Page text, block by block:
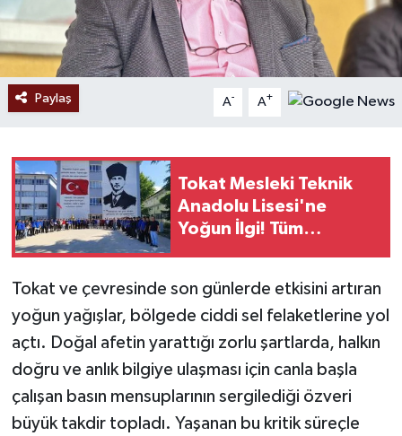
Paylaş A- A+
Tokat Mesleki Teknik
Anadolu Lisesi'ne
Yoğun İlgi! Tüm
Tokat ve çevresinde son günlerde etkisini artıran
yoğun yağışlar, bölgede ciddi sel felaketlerine yol
açtı. Doğal afetin yarattığı zorlu şartlarda, halkın
doğru ve anlık bilgiye ulaşması için canla başla
çalışan basın mensuplarının sergilediği özveri
büyük takdir topladı. Yaşanan bu kritik süreçle